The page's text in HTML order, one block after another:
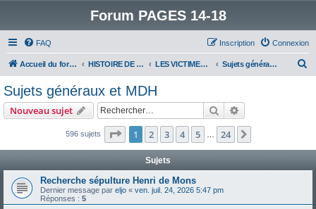
Forum PAGES 14-18
FAQ Connexion
Inscription
Accueil du forum HISTOIRE DE LA GRANDE GUERRE LES VICTIMES DE LA GRANDE GUERRE Sujets généraux et MDH
Sujets généraux et MDH
Nouveau sujet Rechercher
596 sujets Page 1sur24
1 2 3 4 5 24
Sujets
Recherche sépulture Henri de Mons
Dernier message par eljo « ven. juil. 24, 2026 5:47 pm
Réponses : 5